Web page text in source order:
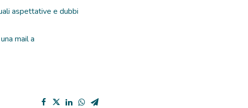
aspettative e dubbi
mail a